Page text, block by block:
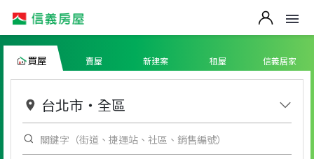
買屋 賣屋 新建案 租屋 信義居家
台北市 ・ 全區